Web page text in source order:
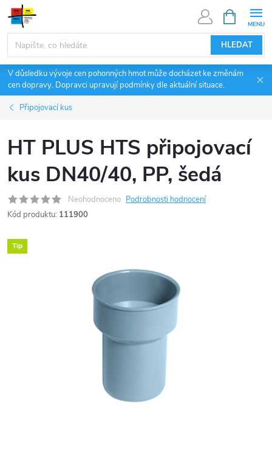
Přejít
obsah
HLEDAT
NÁKUPNÍ
KOŠÍK
V důsledku vývoje cen pohonných hmot může docházet ke změnám
cen dopravy. Dopravci upravují podmínky dle aktuální situace.
Připojovací kus
HT PLUS HTS připojovací
kus DN40/40, PP, šedá
Neohodnoceno Podrobnosti hodnocení
Kód produktu: 111900
Tip